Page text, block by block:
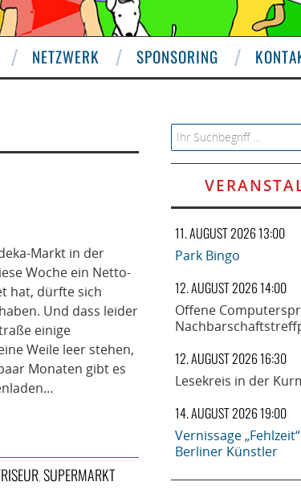
NETZWERK SPONSORING
Markt in der
Woche ein Netto-
hat, dürfte sich
Und dass leider
einige
Weile leer stehen,
Monaten gibt es
,SUPERMARKT
Search for:
11. AUGUST 2026 13:00
Park Bingo
12. AUGUST 2026 14:00
Offene
12. AUGUST 2026 16:30
Lesekreis in der
14. AUGUST 2026 19:00
Vernissage
Berliner Künstler